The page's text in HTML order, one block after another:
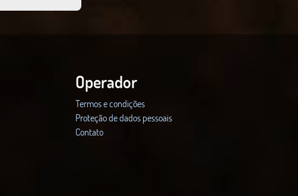
Operador
Termos e condições
Proteção de dados pessoais
Contato